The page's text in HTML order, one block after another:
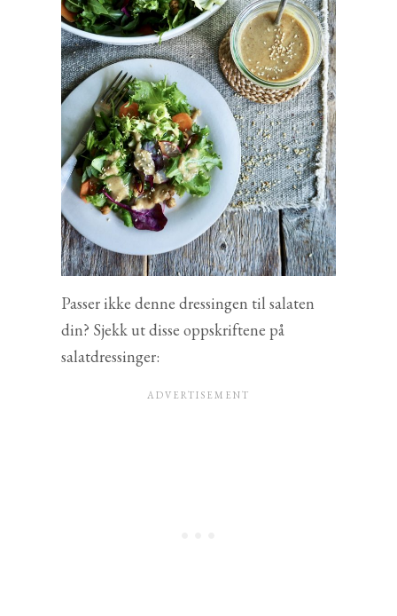
Passer ikke denne dressingen til salaten
din? Sjekk ut disse oppskriftene på
salatdressinger: